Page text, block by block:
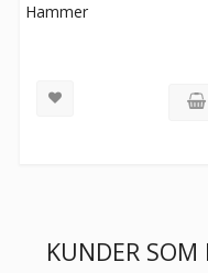
Hammer
KUNDER